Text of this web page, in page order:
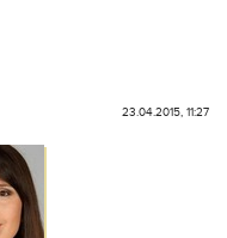
23.04.2015, 11:27